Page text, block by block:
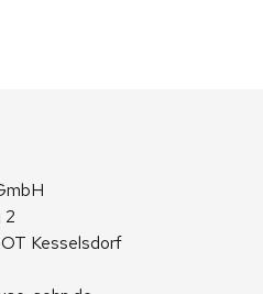
2
Kesselsdorf